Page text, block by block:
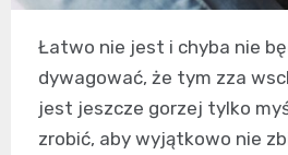
Łatwo nie jest i chyba nie
dywagować, że tym zza
jest jeszcze gorzej tylko
zrobić, aby wyjątkowo nie